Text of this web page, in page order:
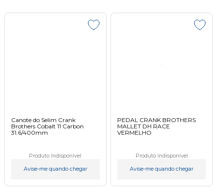
Canote do Selim Crank
Brothers Cobalt 11 Carbon
31.6/400mm
Produto Indisponível
Avise-me quando chegar
PEDAL CRANK BROTHERS
MALLET DH RACE
VERMELHO
Produto Indisponível
Avise-me quando chegar